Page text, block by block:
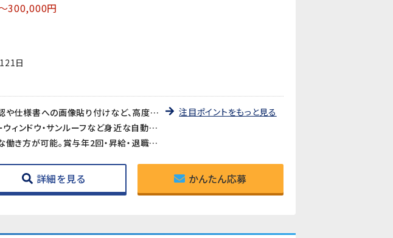
300,000円
日
《CATIAは経験が浅くてもチャレンジできる》CATIAを使用した3Dモデルの確認や仕様書への画像貼り付けなど、高度な設計作業ではありません。基本操作は入社後に丁寧に教えてもらえるので、経験が浅い方でも安心です。
《評価・検証から仕様書作成まで製品開発の上流に関われる》ワイパー・パワーウィンドウ・サンルーフなど身近な自動車部品の評価・検証がメイン業務。品質保証や開発エンジニア、PLへのキャリアアップも目指せるポジションです。
《フレックスタイム制あり・賞与年2回・退職金あり》フレックスタイム制で柔軟な働き方が可能。賞与年2回・昇給・退職金と待遇も充実。正社員として安定したキャリアを築けます。
注目ポイントをもっと見る
詳細を見る かんたん応募